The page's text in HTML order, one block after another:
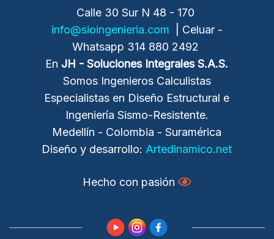
Calle 30 Sur N 48 - 170
info@sioingenieria.com | Celuar -
Whatsapp 314 880 2492
En JH - Soluciones Integrales S.A.S.
Somos Ingenieros Calculistas
Especialistas en Diseño Estructural e
Ingeniería Sismo-Resistente.
Medellín - Colombia - Suramérica
Diseño y desarrollo: Artedinamico.net
Hecho con pasión